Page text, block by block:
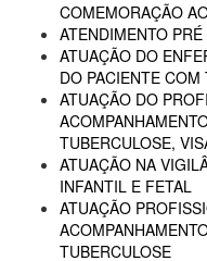
COMEMORAÇÃO
ATENDIMENTO
ATUAÇÃO DO
DO PACIENTE COM
ATUAÇÃO DO
TUBERCULOSE,
ATUAÇÃO NA
INFANTIL E FETAL
ATUAÇÃO
TUBERCULOSE